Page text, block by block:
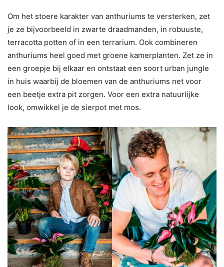
Om het stoere karakter van anthuriums te versterken, zet
je ze bijvoorbeeld in zwarte draadmanden, in robuuste,
terracotta potten of in een terrarium. Ook combineren
anthuriums heel goed met groene kamerplanten. Zet ze in
een groepje bij elkaar en ontstaat een soort urban jungle
in huis waarbij de bloemen van de anthuriums net voor
een beetje extra pit zorgen. Voor een extra natuurlijke
look, omwikkel je de sierpot met mos.